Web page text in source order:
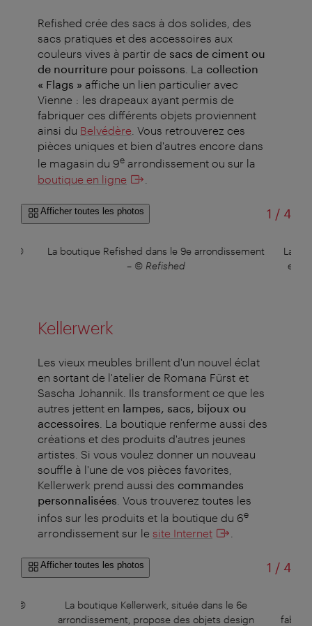
Refished crée des sacs à dos solides, des
sacs pratiques et des accessoires aux
couleurs vives à partir de sacs de ciment ou
de nourriture pour poissons . La collection
« Flags » affiche un lien particulier avec
Vienne : les drapeaux ayant permis de
fabriquer ces différents objets proviennent
ainsi du Belvédère . Vous retrouverez ces
pièces uniques et bien d'autres encore dans
le magasin du 9e arrondissement ou sur la
boutique en ligne
Afficher toutes les photos 1 /sur
4
©
La boutique Refished dans le 9e arrondissement
– © Refished
La
et
Kellerwerk
Les vieux meubles brillent d'un nouvel éclat
en sortant de l'atelier de Romana Fürst et
Sascha Johannik. Ils transforment ce que les
autres jettent en lampes, sacs, bijoux ou
accessoires . La boutique renferme aussi des
créations et des produits d'autres jeunes
artistes. Si vous voulez donner un nouveau
souffle à l'une de vos pièces favorites,
Kellerwerk prend aussi des commandes
personnalisées . Vous trouverez toutes les
infos sur les produits et la boutique du 6e
arrondissement sur le site Internet
Afficher toutes les photos 1 /sur
4
©
La boutique Kellerwerk, située dans le 6e
arrondissement, propose des objets design